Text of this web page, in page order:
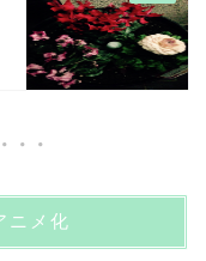
ニメ化